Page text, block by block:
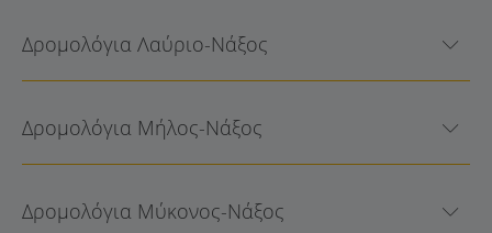
Δρομολόγια Λαύριο-Νάξος
Δρομολόγια Μήλος-Νάξος
Δρομολόγια Μύκονος-Νάξος